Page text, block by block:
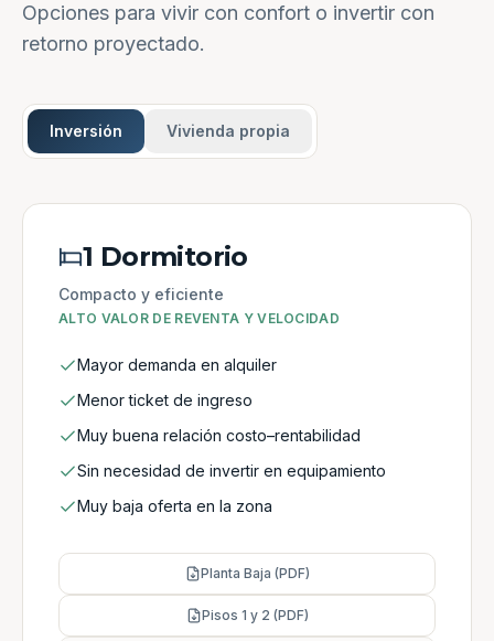
Opciones para vivir con confort o invertir con
retorno proyectado.
Inversión Vivienda propia
1 Dormitorio
Compacto y eficiente
ALTO VALOR DE REVENTA Y VELOCIDAD
Mayor demanda en alquiler
Menor ticket de ingreso
Muy buena relación costo–rentabilidad
Sin necesidad de invertir en equipamiento
Muy baja oferta en la zona
Planta Baja (PDF)
Pisos 1 y 2 (PDF)